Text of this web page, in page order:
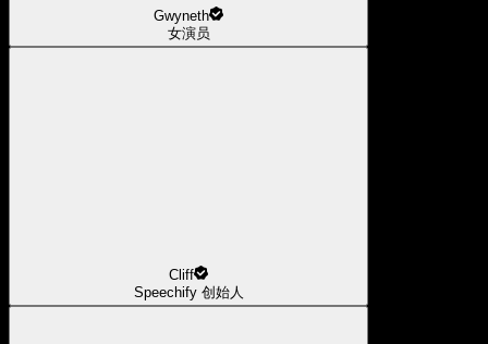
Gwyneth
女演员
Cliff
Speechify 创始人